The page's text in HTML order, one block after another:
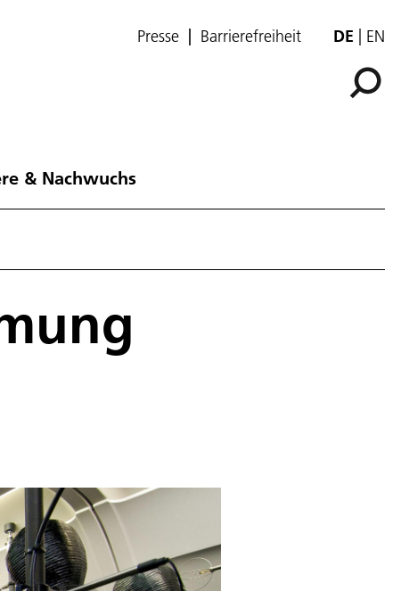
Presse Barrierefreiheit DE EN
& Nachwuchs